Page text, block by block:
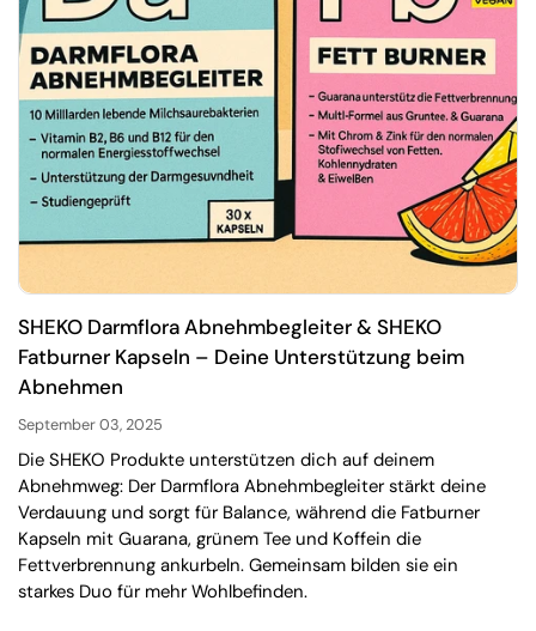
SHEKO Darmflora Abnehmbegleiter & SHEKO
Fatburner Kapseln – Deine Unterstützung beim
Abnehmen
September 03, 2025
Die SHEKO Produkte unterstützen dich auf deinem
Abnehmweg: Der Darmflora Abnehmbegleiter stärkt deine
Verdauung und sorgt für Balance, während die Fatburner
Kapseln mit Guarana, grünem Tee und Koffein die
Fettverbrennung ankurbeln. Gemeinsam bilden sie ein
starkes Duo für mehr Wohlbefinden.